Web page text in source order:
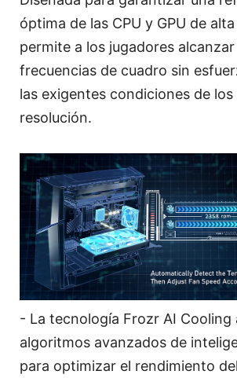
óptima de las CPU y GPU de
permite a los jugadores
frecuencias de cuadro sin
las exigentes condiciones de los
resolución.
- La tecnología Frozr AI Cooling
algoritmos avanzados de
para optimizar el rendimiento